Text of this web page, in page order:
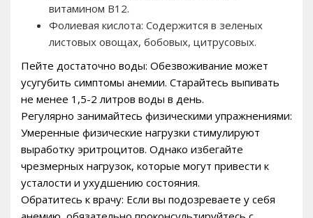
витамином B12.
Фолиевая кислота: Содержится в зеленых
листовых овощах, бобовых, цитрусовых.
Пейте достаточно воды: Обезвоживание может
усугубить симптомы анемии. Старайтесь выпивать
не менее 1,5-2 литров воды в день.
Регулярно занимайтесь физическими упражнениями:
Умеренные физические нагрузки стимулируют
выработку эритроцитов. Однако избегайте
чрезмерных нагрузок, которые могут привести к
усталости и ухудшению состояния.
Обратитесь к врачу: Если вы подозреваете у себя